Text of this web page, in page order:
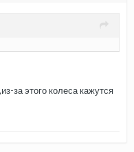
за этого колеса кажутся